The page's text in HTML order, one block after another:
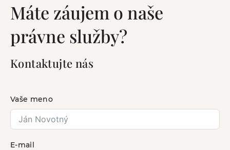
Máte záujem o naše
právne služby?
Kontaktujte nás
Vaše meno
E-mail